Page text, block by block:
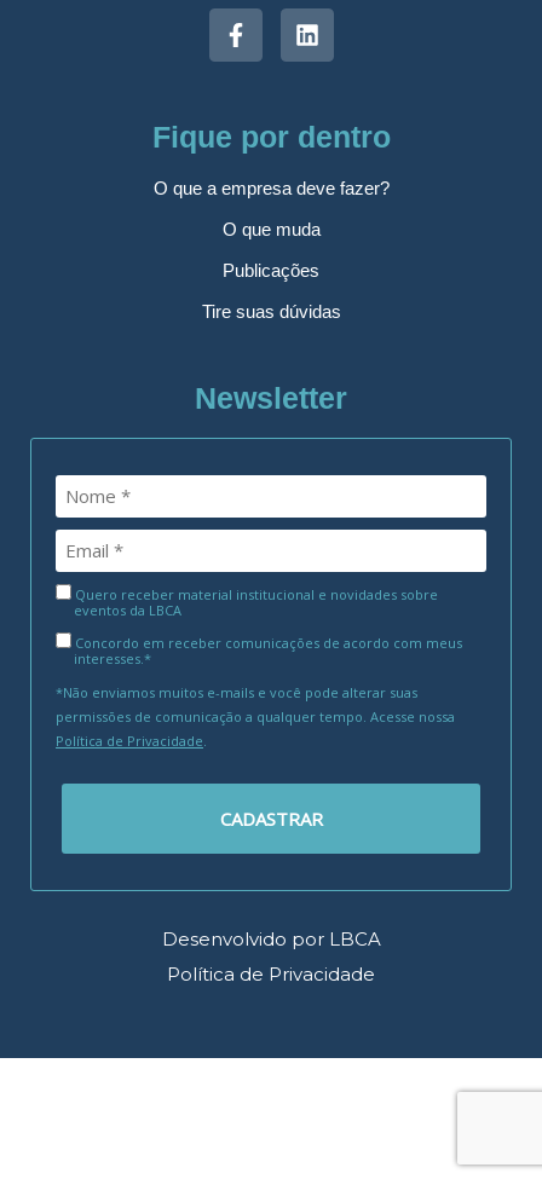
Fique por dentro
O que a empresa deve fazer?
O que muda
Publicações
Tire suas dúvidas
Newsletter
Quero receber material institucional e novidades sobre
eventos da LBCA
Concordo em receber comunicações de acordo com meus
interesses.*
*Não enviamos muitos e-mails e você pode alterar suas
permissões de comunicação a qualquer tempo. Acesse nossa
Política de Privacidade.
CADASTRAR
Desenvolvido por LBCA
Política de Privacidade